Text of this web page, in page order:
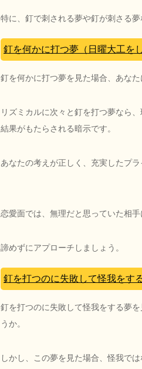
特に、釘で刺される夢や釘が刺さる夢
釘を何かに打つ夢（日曜大工を
釘を何かに打つ夢を見た場合、あな
リズミカルに次々と釘を打つ夢なら
結果がもたらされる暗示です。
あなたの考えが正しく、充実したプラ
恋愛面では、無理だと思っていた相
諦めずにアプローチしましょう。
釘を打つのに失敗して怪我をす
釘を打つのに失敗して怪我をする夢
うか。
しかし、この夢を見た場合、怪我で